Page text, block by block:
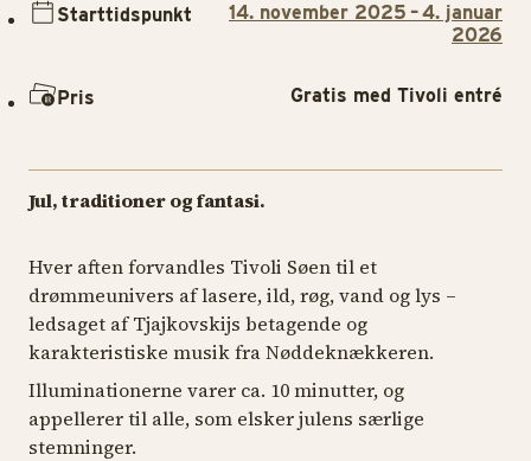
Jul, traditioner og fantasi.
Hver aften forvandles Tivoli Søen til et
drømmeunivers af lasere, ild, røg, vand og lys –
ledsaget af Tjajkovskijs betagende og
karakteristiske musik fraNøddeknækkeren.
Illuminationerne varer ca. 10 minutter, og
appellerer til alle, som elsker julens særlige
stemninger.
Starttidspunkt
14. november 2025 – 4. januar
2026
Pris Gratis med Tivoli entré